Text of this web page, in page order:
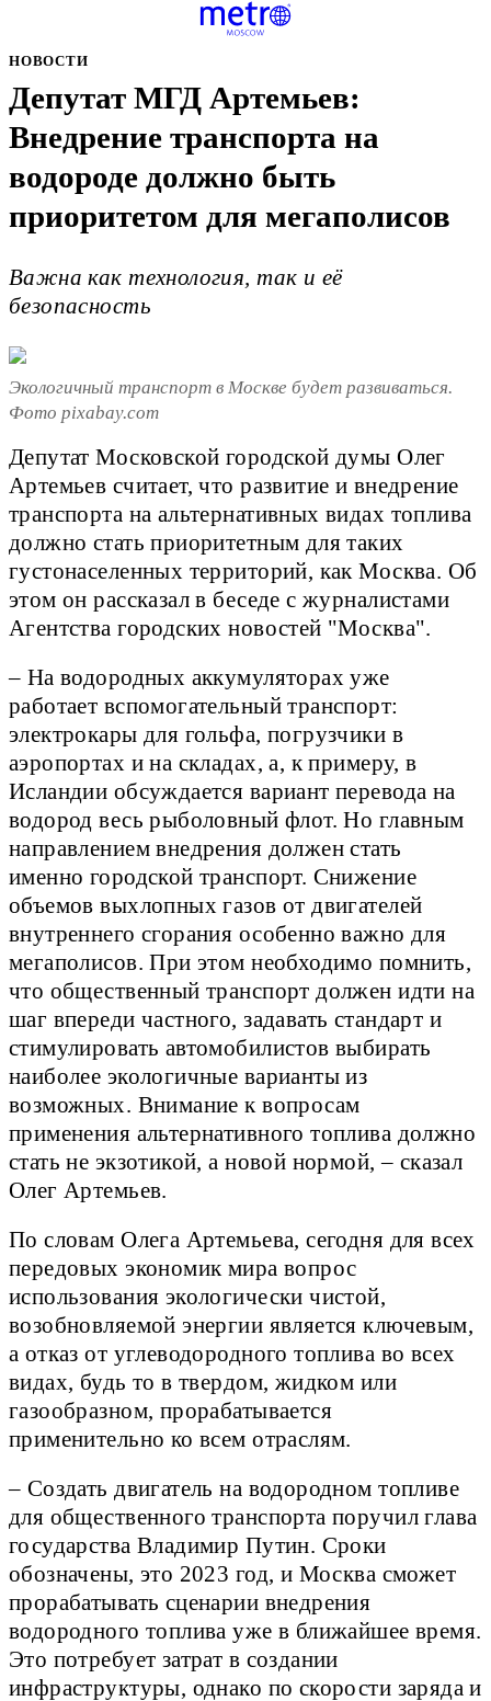
НОВОСТИ
Депутат МГД Артемьев:
Внедрение транспорта на
водороде должно быть
приоритетом для мегаполисов
Важна как технология, так и её
безопасность
Экологичный транспорт в Москве будет развиваться.
Фото pixabay.com
Депутат Московской городской думы Олег
Артемьев считает, что развитие и внедрение
транспорта на альтернативных видах топлива
должно стать приоритетным для таких
густонаселенных территорий, как Москва. Об
этом он рассказал в беседе с журналистами
Агентства городских новостей "Москва".
– На водородных аккумуляторах уже
работает вспомогательный транспорт:
электрокары для гольфа, погрузчики в
аэропортах и на складах, а, к примеру, в
Исландии обсуждается вариант перевода на
водород весь рыболовный флот. Но главным
направлением внедрения должен стать
именно городской транспорт. Снижение
объемов выхлопных газов от двигателей
внутреннего сгорания особенно важно для
мегаполисов. При этом необходимо помнить,
что общественный транспорт должен идти на
шаг впереди частного, задавать стандарт и
стимулировать автомобилистов выбирать
наиболее экологичные варианты из
возможных. Внимание к вопросам
применения альтернативного топлива должно
стать не экзотикой, а новой нормой, – сказал
Олег Артемьев.
По словам Олега Артемьева, сегодня для всех
передовых экономик мира вопрос
использования экологически чистой,
возобновляемой энергии является ключевым,
а отказ от углеводородного топлива во всех
видах, будь то в твердом, жидком или
газообразном, прорабатывается
применительно ко всем отраслям.
– Создать двигатель на водородном топливе
для общественного транспорта поручил глава
государства Владимир Путин. Сроки
обозначены, это 2023 год, и Москва сможет
прорабатывать сценарии внедрения
водородного топлива уже в ближайшее время.
Это потребует затрат в создании
инфраструктуры, однако по скорости заряда и